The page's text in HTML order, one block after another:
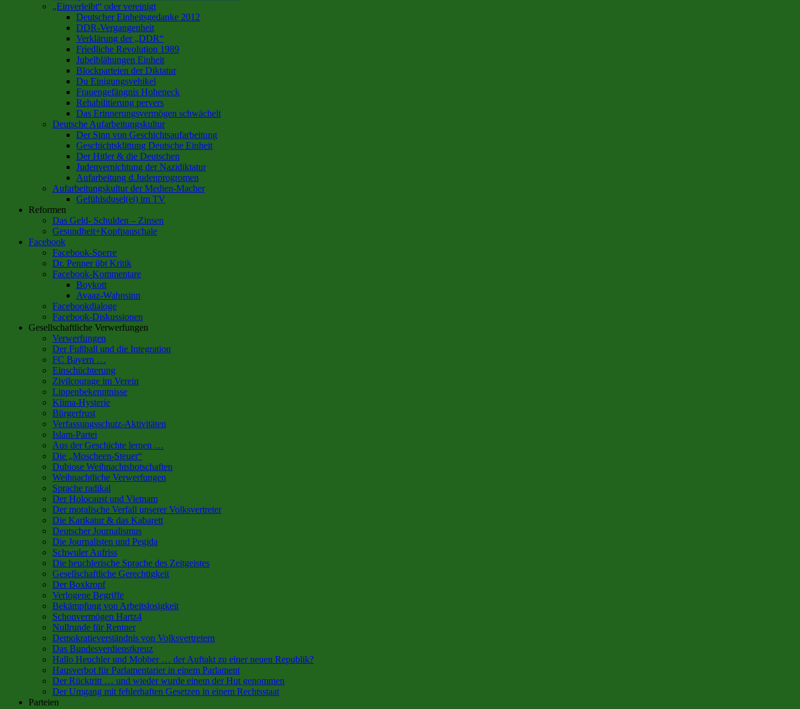
„Einverleibt“ oder vereinigt
Deutscher Einheitsgedanke 2012
DDR-Vergangenheit
Verklärung der „DDR“
Friedliche Revolution 1989
Jubelblähungen Einheit
Blockparteien der Diktatur
Du Einigungsvehikel
Frauengefängnis Hoheneck
Rehabilitierung pervers
Das Erinnerungsvermögen schwächelt
Deutsche Aufarbeitungskultur
Der Sinn von Geschichtsaufarbeitung
Geschichtsklittung Deutsche Einheit
Der Hitler & die Deutschen
Judenvernichtung der Nazidiktatur
Aufarbeitung d.Judenprogromen
Aufarbeitungskultur der Medien-Macher
Gefühlsdusel(ei) im TV
Reformen
Das Geld- Schulden – Zinsen
Gesundheit+Kopfpauschale
Facebook
Facebook-Sperre
Dr. Penner übt Kritik
Facebook-Kommentare
Boykott
Avaaz-Wahnsinn
Facebookdialoge
Facebook-Diskussionen
Gesellschaftliche Verwerfungen
Verwerfungen
Der Fußball und die Integration
FC Bayern …
Einschüchterung
Zivilcourage im Verein
Lippenbekenntnisse
Klima-Hysterie
Bürgerfrust
Verfassungsschutz-Aktivitäten
Islam-Partei
Aus der Geschichte lernen …
Die „Moscheen-Steuer“
Dubiose Weihnachtsbotschaften
Weihnachtliche Verwerfungen
Sprache radikal
Der Holocaust und Vietnam
Der moralische Verfall unserer Volksvertreter
Die Karikatur & das Kabarett
Deutscher Journalismus
Die Journalisten und Pegida
Schwuler Aufriss
Die heuchlerische Sprache des Zeitgeistes
Gesellschaftliche Gerechtigkeit
Der Boxkropf
Verlogene Begriffe
Bekämpfung von Arbeitslosigkeit
Schonvermögen Hartz4
Nullrunde für Rentner
Demokratieverständnis von Volksvertretern
Das Bundesverdienstkreuz
Hallo Heuchler und Mobber … der Auftakt zu einer neuen Republik?
Hausverbot für Parlamentarier in einem Parlament
Der Rücktritt … und wieder wurde einem der Hut genommen
Der Umgang mit fehlerhaften Gesetzen in einem Rechtsstaat
Parteien